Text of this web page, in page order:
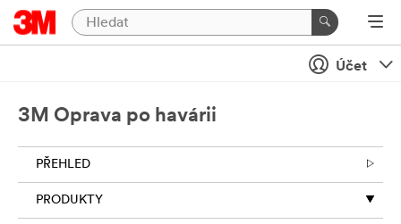
Účet
3M Oprava po havárii
PŘEHLED
PRODUKTY